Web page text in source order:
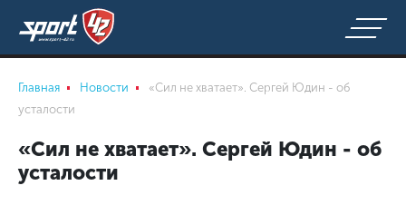
Главная Новости
«Сил не хватает». Сергей Юдин - об
усталости
«Сил не хватает». Сергей Юдин - об
усталости